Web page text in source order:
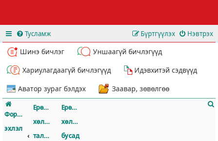
Тусламж Нэвтрэх
Бүртгүүлэх
Шинэ бичлэг
Уншаагүй бичлэгүүд
Хариулагдаагүй бичлэгүүд
Идэвхитэй сэдвүүд
Аватор зураг бэлдэх
Заавар, зөвөлгөө
Форумын
эхлэл
Ерөнхий
хөлбөмбөгийн
талаар
Ерөнхий
хөлбөмбөг,
бусад